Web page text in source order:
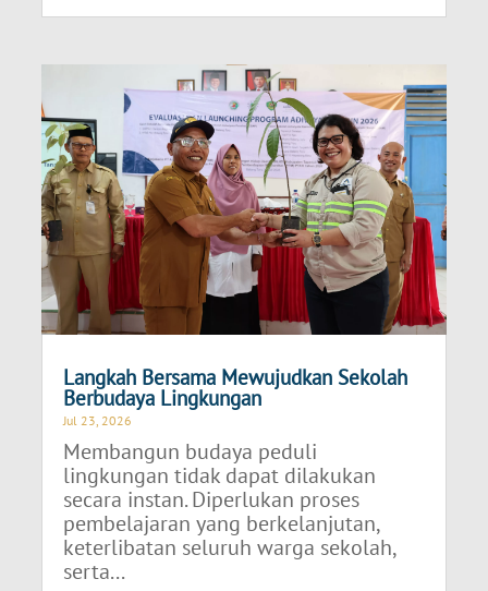
Langkah Bersama Mewujudkan Sekolah
Berbudaya Lingkungan
Jul 23, 2026
Membangun budaya peduli
lingkungan tidak dapat dilakukan
secara instan. Diperlukan proses
pembelajaran yang berkelanjutan,
keterlibatan seluruh warga sekolah,
serta...